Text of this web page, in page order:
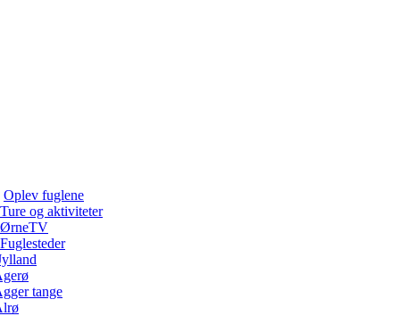
Oplev fuglene
Ture og aktiviteter
ØrneTV
Fuglesteder
tange